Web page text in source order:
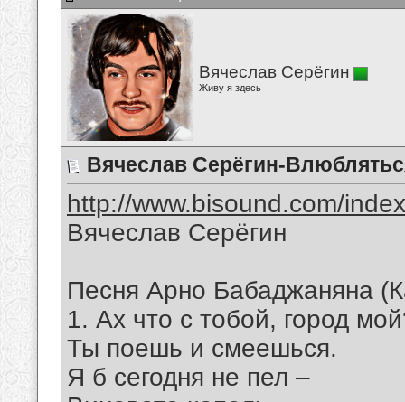
Вячеслав Серёгин
Живу я здесь
Вячеслав Серёгин-
http://www.bisound.com/
Вячеслав Серёгин
Песня Арно Бабаджаняна
1. Ах что с тобой, город
Ты поешь и смеешься.
Я б сегодня не пел –